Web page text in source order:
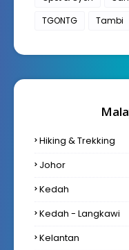
TGONTG
Tambi
Hiking & Trekking
Johor
Kedah
Kedah - Langkawi
Kelantan